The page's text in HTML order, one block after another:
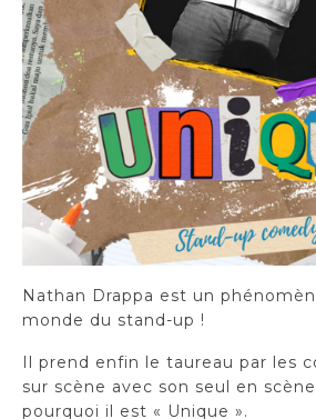
Nathan Drappa est un
monde du stand-up !
Il prend enfin le taureau par les
sur scène avec son seul en
pourquoi il est « Unique ».